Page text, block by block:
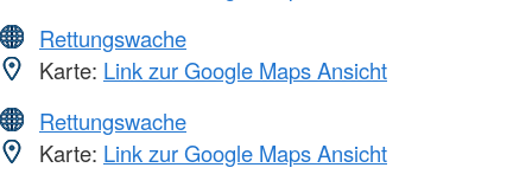
Rettungswache
Karte: Link zur Google Maps Ansicht
Rettungswache
Karte: Link zur Google Maps Ansicht